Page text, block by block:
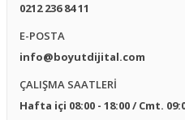
0212 236 84 11
E-POSTA
info@boyutdijital.com
ÇALIŞMA SAATLERİ
Hafta içi 08:00 - 18:00 / Cmt.